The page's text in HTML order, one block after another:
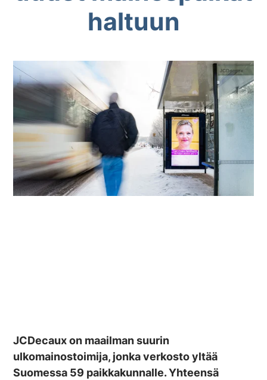
haltuun
JCDecaux on maailman suurin
ulkomainostoimija, jonka verkosto yltää
Suomessa 59 paikkakunnalle. Yhteensä